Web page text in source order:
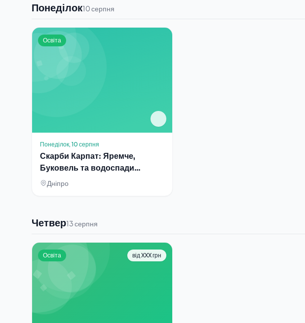
Понеділок10 серпня
Освіта
Понеділок, 10 серпня
Скарби Карпат: Яремче,
Буковель та водоспади
Гуцульщини
Дніпро
Четвер13 серпня
Освіта від XXX грн